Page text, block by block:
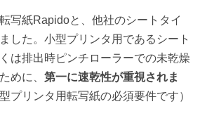
写紙Rapidoと、他社のシートタイ
した。小型プリンタ用であるシート
は排出時ピンチローラーでの未乾燥
めに、 第一に速乾性が重視されま
プリンタ用転写紙の必須要件です）